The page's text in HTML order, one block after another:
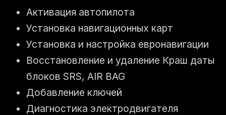
Активация автопилота
Установка навигационных карт
Установка и настройка евронавигации
Восстановление и удаление Краш даты
блоков SRS, AIR BAG
Добавление ключей
Диагностика электродвигателя